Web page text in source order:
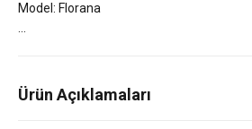
Model: Florana
Ürün Açıklamaları